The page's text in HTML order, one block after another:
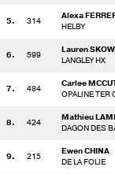
5. 314
Alexa
HELBY
6. 599
Lauren
LANGLEY HX
7. 484
Carlee
OPALINE TER
8. 424
Mathieu
DAGON DES
9. 215
Ewen CHINA
DE LA FOLIE